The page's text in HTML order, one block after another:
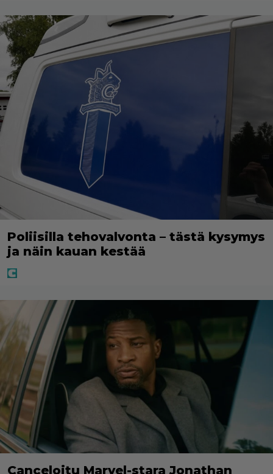
Poliisilla tehovalvonta – tästä kysymys
ja näin kauan kestää
Canceloitu Marvel-stara Jonathan